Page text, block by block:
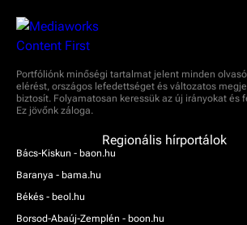
Portfóliónk minőségi tartalmat jelent minden
elérést, országos lefedettséget és változatos
biztosít. Folyamatosan keressük az új irányokat és
Ez jövőnk záloga.
Regionális hírportálok
Bács-Kiskun - baon.hu
Baranya - bama.hu
Békés - beol.hu
Borsod-Abaúj-Zemplén - boon.hu